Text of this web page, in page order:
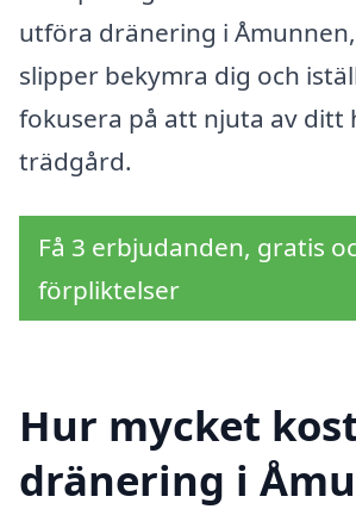
utföra dränering i
slipper bekymra dig och
fokusera på att njuta av ditt
trädgård.
Få 3 erbjudanden, gratis
förpliktelser
Hur mycket
dränering i